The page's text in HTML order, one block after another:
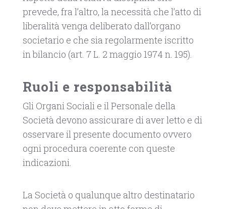
prevede, fra l’altro, la necessità che l’atto di
liberalità venga deliberato dall’organo
societario e che sia regolarmente iscritto
in bilancio (art. 7 L. 2 maggio 1974 n. 195).
Ruoli e responsabilità
Gli Organi Sociali e il Personale della
Società devono assicurare di aver letto e di
osservare il presente documento ovvero
ogni procedura coerente con queste
indicazioni.
La Società o qualunque altro destinatario